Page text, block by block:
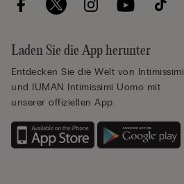
Laden Sie die App herunter
Entdecken Sie die Welt von Intimissimi
und IUMAN Intimissimi Uomo mit
unserer offiziellen App.